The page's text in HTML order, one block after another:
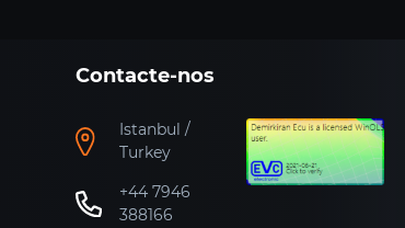
Contacte-nos
Istanbul /
Turkey
+44 7946
388166